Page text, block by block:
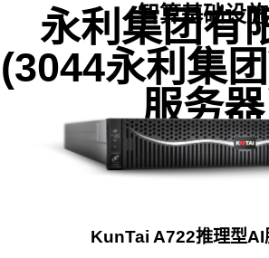
智算基础设施
永利集团有
(3044永利集
服务器
KunTai A722推理型AI